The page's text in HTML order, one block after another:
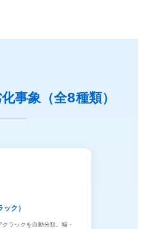
事象（全8種類）
ク）
ラックを自動分類。幅・